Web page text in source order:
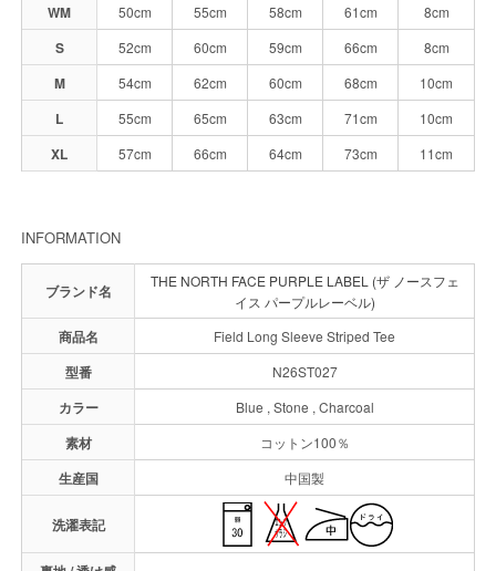
WM 50cm 55cm 58cm 61cm 8cm
S 52cm 60cm 59cm 66cm 8cm
M 54cm 62cm 60cm 68cm 10cm
L 55cm 65cm 63cm 71cm 10cm
XL 57cm 66cm 64cm 73cm 11cm
INFORMATION
ブランド名
THE NORTH FACE PURPLE LABEL (ザ ノースフェ
イス パープルレーベル)
商品名 Field Long Sleeve Striped Tee
型番 N26ST027
カラー Blue , Stone , Charcoal
素材 コットン100％
生産国 中国製
洗濯表記